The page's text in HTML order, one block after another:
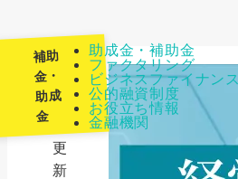
助成金・補助金
ファクタリング
ビジネスファイナンス
公的融資制度
お役立ち情報
金融機関
補助
金・
助成
金
最
更
新